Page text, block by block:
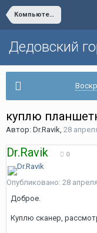
Компьютерная барахолка
Дедовский
куплю
Автор: Dr.Ravik, 28
Dr.Ravik 0
Опубликовано: 28
Доброе.
Куплю сканер,